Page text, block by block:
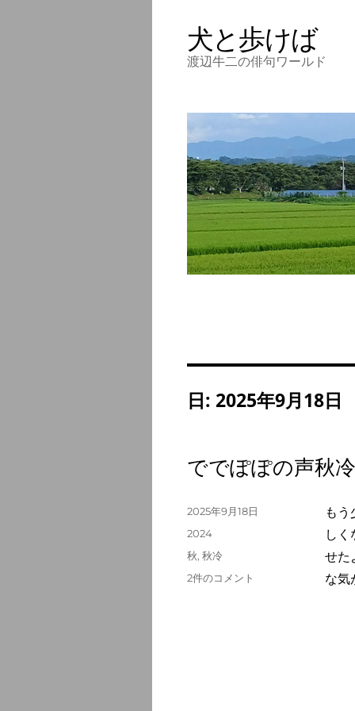
犬と歩けば
渡辺牛二の俳句ワールド
日: 2025年9月18日
ででぽぽの声秋
もう
しく
せた
な気
投
2025年9月18日
カ
テ
リ
2024
タ
グ
秋, 秋冷
で
2件のコメント